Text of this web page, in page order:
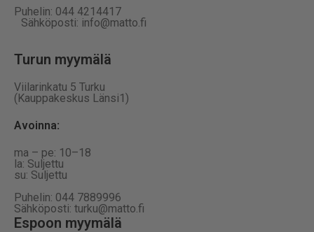
Puhelin: 044 4214417
Sähköposti: info@matto.fi
Turun myymälä
Viilarinkatu 5 Turku
(Kauppakeskus Länsi1)
Avoinna:
ma – pe: 10–18
la: Suljettu
su: Suljettu
Puhelin: 044 7889996
Sähköposti: turku@matto.fi
Espoon myymälä